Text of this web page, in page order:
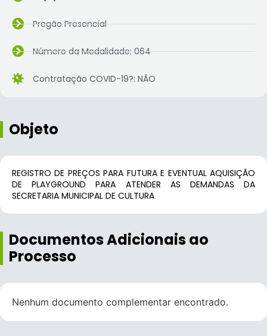
Pregão Presencial
Número da Modalidade: 064
Contratação COVID-19?: NÃO
Objeto
REGISTRO DE PREÇOS PARA FUTURA E EVENTUAL AQUISIÇÃO
DE PLAYGROUND PARA ATENDER AS DEMANDAS DA
SECRETARIA MUNICIPAL DE CULTURA
Documentos Adicionais ao
Processo
Nenhum documento complementar encontrado.